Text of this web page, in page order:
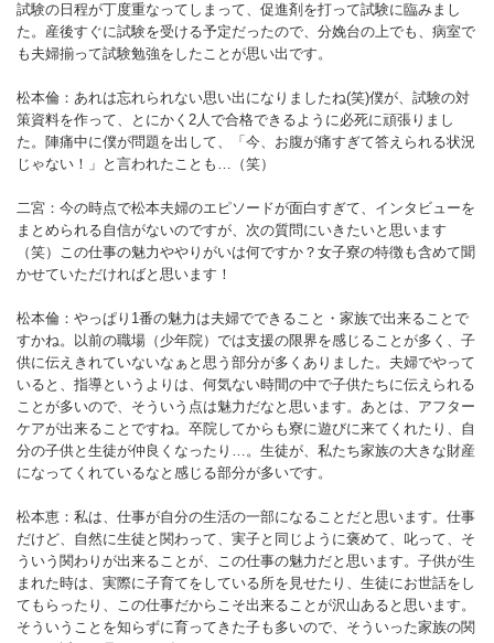
試験の日程が丁度重なってしまって、促進剤を打って試験に臨みまし
た。産後すぐに試験を受ける予定だったので、分娩台の上でも、病室で
も夫婦揃って試験勉強をしたことが思い出です。
松本倫：あれは忘れられない思い出になりましたね(笑)僕が、試験の対
策資料を作って、とにかく2人で合格できるように必死に頑張りまし
た。陣痛中に僕が問題を出して、「今、お腹が痛すぎて答えられる状況
じゃない！」と言われたことも…（笑）
二宮：今の時点で松本夫婦のエピソードが面白すぎて、インタビューを
まとめられる自信がないのですが、次の質問にいきたいと思います
（笑）この仕事の魅力ややりがいは何ですか？女子寮の特徴も含めて聞
かせていただければと思います！
松本倫：やっぱり1番の魅力は夫婦でできること・家族で出来ることで
すかね。以前の職場（少年院）では支援の限界を感じることが多く、子
供に伝えきれていないなぁと思う部分が多くありました。夫婦でやって
いると、指導というよりは、何気ない時間の中で子供たちに伝えられる
ことが多いので、そういう点は魅力だなと思います。あとは、アフター
ケアが出来ることですね。卒院してからも寮に遊びに来てくれたり、自
分の子供と生徒が仲良くなったり…。生徒が、私たち家族の大きな財産
になってくれているなと感じる部分が多いです。
松本恵：私は、仕事が自分の生活の一部になることだと思います。仕事
だけど、自然に生徒と関わって、実子と同じように褒めて、叱って、そ
ういう関わりが出来ることが、この仕事の魅力だと思います。子供が生
まれた時は、実際に子育てをしている所を見せたり、生徒にお世話をし
てもらったり、この仕事だからこそ出来ることが沢山あると思います。
そういうことを知らずに育ってきた子も多いので、そういった家族の関